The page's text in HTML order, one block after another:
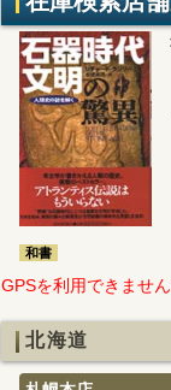
和書
GPSを利用できませ
北海道